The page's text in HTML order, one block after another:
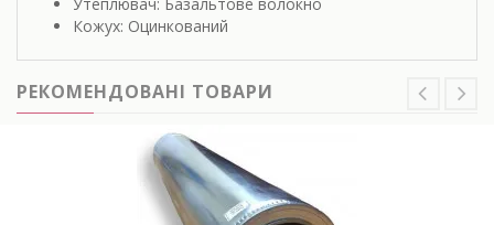
Утеплювач: Базальтове волокно
Кожух: Оцинкований
РЕКОМЕНДОВАНІ ТОВАРИ